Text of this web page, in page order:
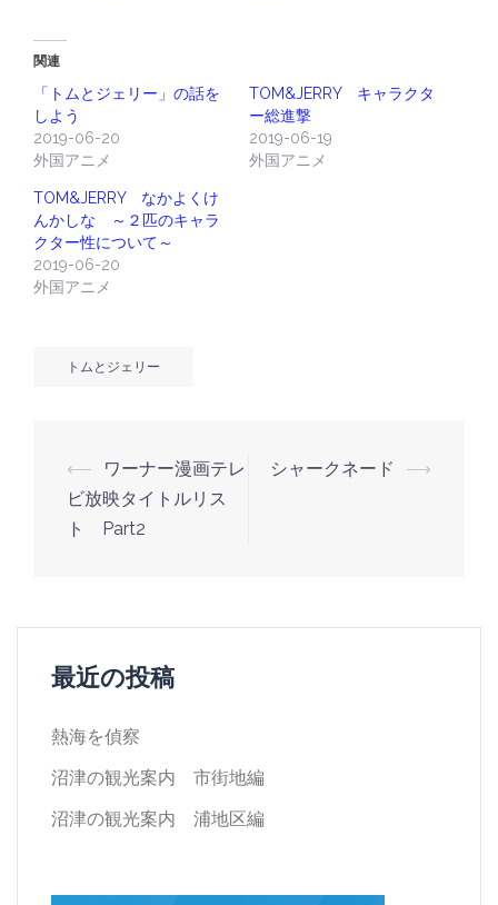
関連
「トムとジェリー」の話を
しよう
2019-06-20
外国アニメ
TOM&JERRY キャラクタ
ー総進撃
2019-06-19
外国アニメ
TOM&JERRY なかよくけ
んかしな ～２匹のキャラ
クター性について～
2019-06-20
外国アニメ
トムとジェリー
投
稿
ナ
ー
シ
ョ
ン
⟵
ワーナー漫画テレ
ビ放映タイトルリス
ト Part2
シャークネード ⟶
最近の投稿
熱海を偵察
沼津の観光案内 市街地編
沼津の観光案内 浦地区編